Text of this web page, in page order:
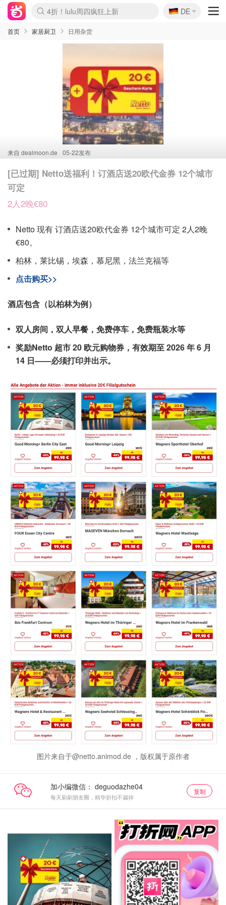
Boticinal 夏促开抢！
4折！lulu周四疯狂上新
还没结束！&OtherStories大促
Joybuy变相75折 随时失效
速领！Stanley独家85折
疑似霸哥！Camper额外叠85折
Zalando 奥莱闪促！每日更新
Moncler反季囤！5折起+叠9折
Coach Brooklyn仅€192
🇩🇪
DE
首页 家居厨卫 日用杂货
来自 dealmoon.de 05-22发布
[已过期] Netto送福利！订酒店送20欧代金券 12个城市
可定
2人2晚€80
Netto 现有 订酒店送20欧代金券 12个城市可定 2人2晚
€80。
柏林，莱比锡，埃森，慕尼黑，法兰克福等
点击购买>>
酒店包含（以柏林为例）
双人房间，双人早餐，免费停车，免费瓶装水等
奖励Netto 超市 20 欧元购物券，有效期至 2026 年 6 月
14 日——必须打印并出示。
图片来自于@netto.animod.de ，版权属于原作者
加小编微信：
每天刷刷朋友圈，精华折扣不漏掉
复制
关注我们